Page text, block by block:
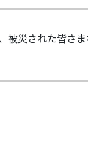
災された皆さ